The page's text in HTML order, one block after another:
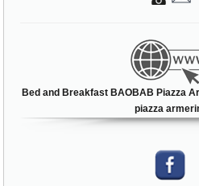
Bed and Breakfast BAOBAB Piazza
piazza